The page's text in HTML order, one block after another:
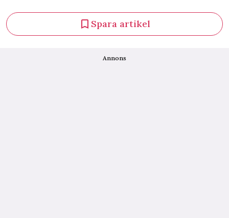
Spara artikel
Annons